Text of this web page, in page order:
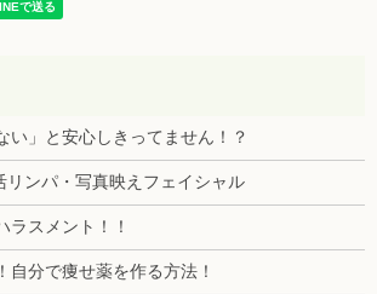
い」と安心しきってません！？
ンパ・写真映えフェイシャル
ラスメント！！
自分で痩せ薬を作る方法！